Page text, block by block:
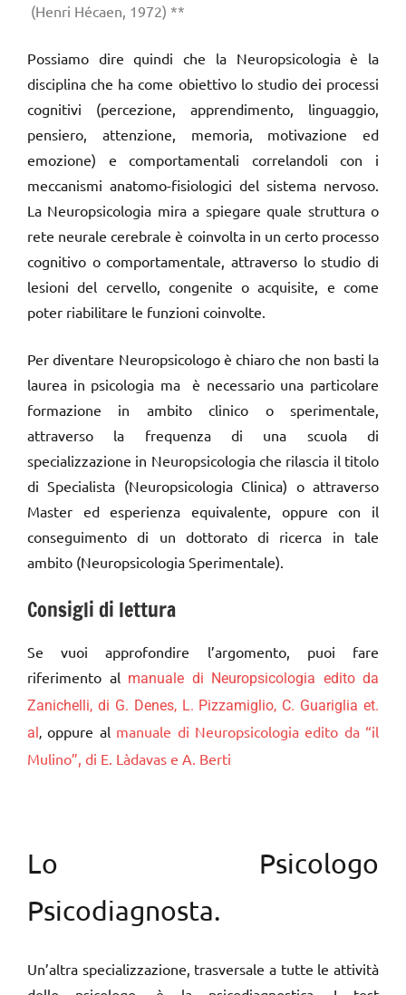
(Henri Hécaen, 1972) **
Possiamo dire quindi che la Neuropsicologia è la
disciplina che ha come obiettivo lo studio dei processi
cognitivi (percezione, apprendimento, linguaggio,
pensiero, attenzione, memoria, motivazione ed
emozione) e comportamentali correlandoli con i
meccanismi anatomo-fisiologici del sistema nervoso.
La Neuropsicologia mira a spiegare quale struttura o
rete neurale cerebrale è coinvolta in un certo processo
cognitivo o comportamentale, attraverso lo studio di
lesioni del cervello, congenite o acquisite, e come
poter riabilitare le funzioni coinvolte.
Per diventare Neuropsicologo è chiaro che non basti la
laurea in psicologia ma è necessario una particolare
formazione in ambito clinico o sperimentale,
attraverso la frequenza di una scuola di
specializzazione in Neuropsicologia che rilascia il titolo
di Specialista (Neuropsicologia Clinica) o attraverso
Master ed esperienza equivalente, oppure con il
conseguimento di un dottorato di ricerca in tale
ambito (Neuropsicologia Sperimentale).
Consigli di lettura
Se vuoi approfondire l’argomento, puoi fare
riferimento al manuale di Neuropsicologia edito da
Zanichelli, di G. Denes, L. Pizzamiglio, C. Guariglia et.
al, oppure al manuale di Neuropsicologia edito da “il
Mulino”, di E. Làdavas e A. Berti
Lo Psicologo
Psicodiagnosta.
Un’altra specializzazione, trasversale a tutte le attività